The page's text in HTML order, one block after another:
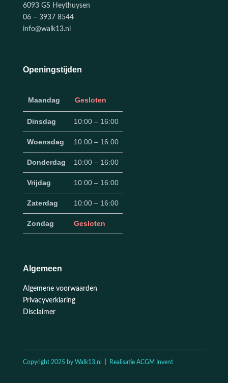
6093 GS Heythuysen
06 – 3937 8544
info@walk13.nl
Openingstijden
Maandag Gesloten
Dinsdag 10:00 – 16:00
Woensdag 10:00 – 16:00
Donderdag 10:00 – 16:00
Vrijdag 10:00 – 16:00
Zaterdag 10:00 – 16:00
Zondag Gesloten
Algemeen
Algemene voorwaarden
Privacyverklaring
Disclaimer
Copyright 2025 by Walk13.nl | Realisatie ACGM Invent